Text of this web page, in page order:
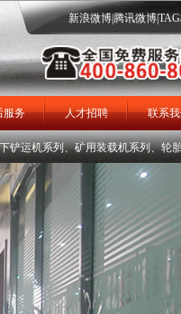
新浪微博| 腾讯微博|
服务 人才招聘 联系
渣机 履带扒渣机 在线
机系列、矿用装载机系列、轮胎